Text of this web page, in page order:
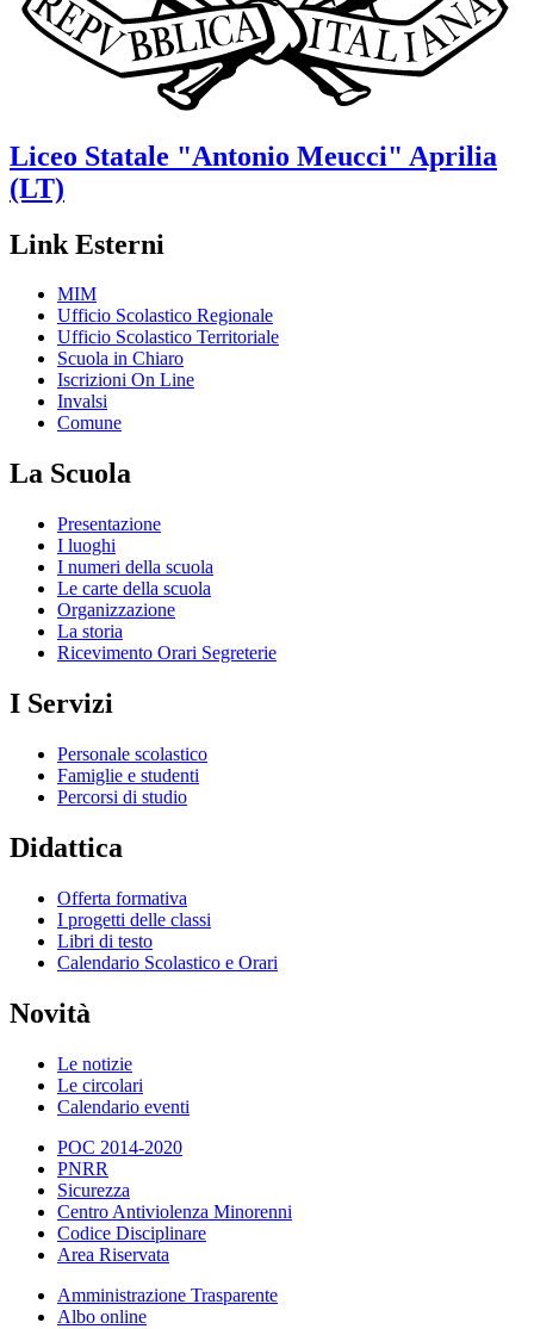
Liceo Statale "Antonio Meucci" Aprilia
(LT)
Link Esterni
MIM
Ufficio Scolastico Regionale
Ufficio Scolastico Territoriale
Scuola in Chiaro
Iscrizioni On Line
Invalsi
Comune
La Scuola
Presentazione
I luoghi
I numeri della scuola
Le carte della scuola
Organizzazione
La storia
Ricevimento Orari Segreterie
I Servizi
Personale scolastico
Famiglie e studenti
Percorsi di studio
Didattica
Offerta formativa
I progetti delle classi
Libri di testo
Calendario Scolastico e Orari
Novità
Le notizie
Le circolari
Calendario eventi
POC 2014-2020
PNRR
Sicurezza
Centro Antiviolenza Minorenni
Codice Disciplinare
Area Riservata
Amministrazione Trasparente
Albo online